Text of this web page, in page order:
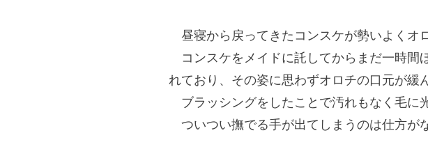
昼寝から戻ってきたコンスケが勢いよくオ
コンスケをメイドに託してからまだ一時間
れており、その姿に思わずオロチの口元が緩
ブラッシングをしたことで汚れもなく毛に
ついつい撫でる手が出てしまうのは仕方が